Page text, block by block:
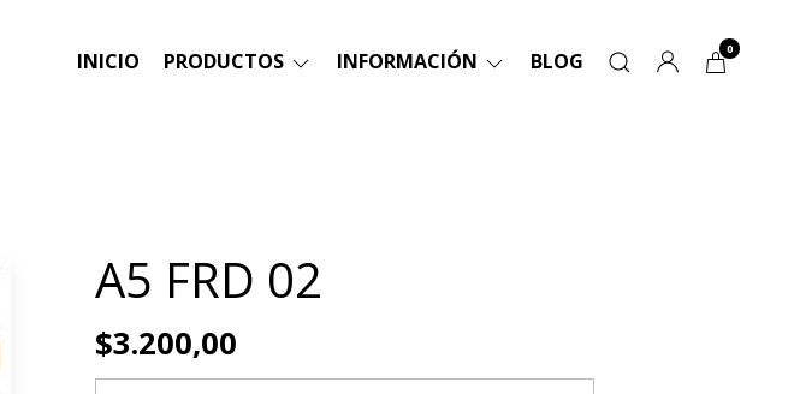
INICIO PRODUCTOS INFORMACIÓN BLOG 0
A5 FRD 02
$3.200,00